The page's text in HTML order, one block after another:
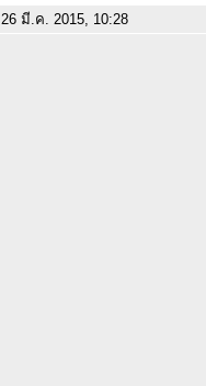
26 มี.ค. 2015, 10:28